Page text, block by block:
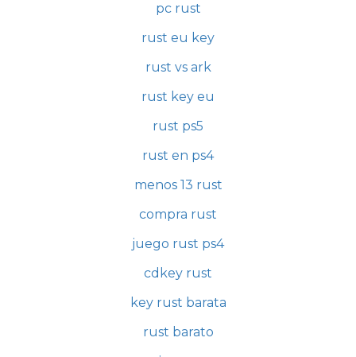
pc rust
rust eu key
rust vs ark
rust key eu
rust ps5
rust en ps4
menos 13 rust
compra rust
juego rust ps4
cdkey rust
key rust barata
rust barato